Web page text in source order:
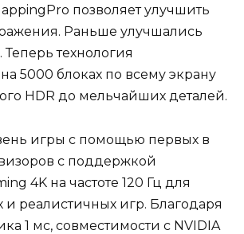
позволяет улучшить
Раньше улучшались
технология
5000 блоках по всему экрану
HDR до мельчайших деталей.
игры с помощью первых в
с поддержкой
4K на частоте 120 Гц для
и реалистичных игр. Благодаря
1 мс, совместимости с NVIDIA